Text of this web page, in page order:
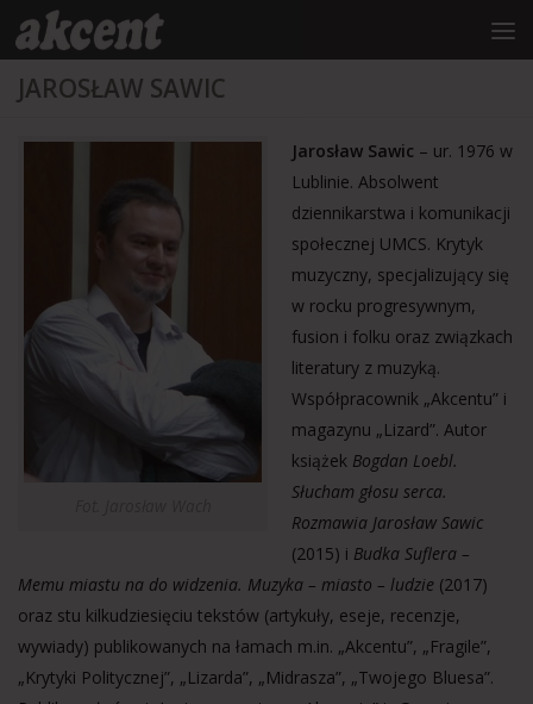
treści
Przejdź do treści
JAROSŁAW SAWIC
Jarosław Sawic – ur. 1976 w
Lublinie. Absolwent
dziennikarstwa i komunikacji
społecznej UMCS. Krytyk
muzyczny, specjalizujący się
w rocku progresywnym,
fusion i folku oraz związkach
literatury z muzyką.
Współpracownik „Akcentu” i
magazynu „Lizard”. Autor
książek Bogdan Loebl.
Słucham głosu serca.
Rozmawia Jarosław Sawic
(2015) i Budka Suflera –
Memu miastu na do widzenia. Muzyka – miasto – ludzie (2017)
oraz stu kilkudziesięciu tekstów (artykuły, eseje, recenzje,
wywiady) publikowanych na łamach m.in. „Akcentu”, „Fragile”,
„Krytyki Politycznej”, „Lizarda”, „Midrasza”, „Twojego Bluesa”.